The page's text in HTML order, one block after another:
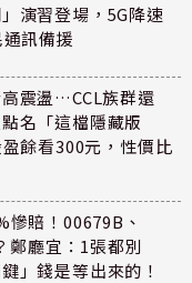
演習登場，5G降速
訊備援
震盪…CCL族群還
名「這檔隱藏版
餘看300元，性價比
慘賠！00679B、
鄭廳宜：1張都別
」錢是等出來的！